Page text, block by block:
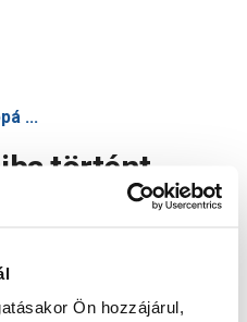
Ön hozzájárul,
...
történt